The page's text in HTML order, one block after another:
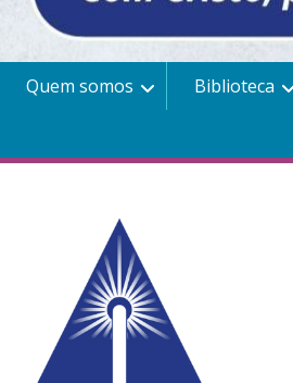
Quem somos Biblioteca